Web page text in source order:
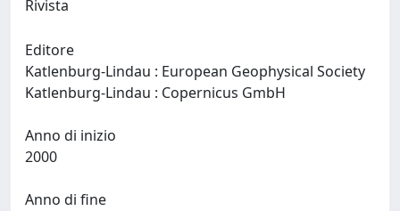
Rivista
Editore
Katlenburg-Lindau : European Geophysical Society
Anno di inizio
Anno di fine